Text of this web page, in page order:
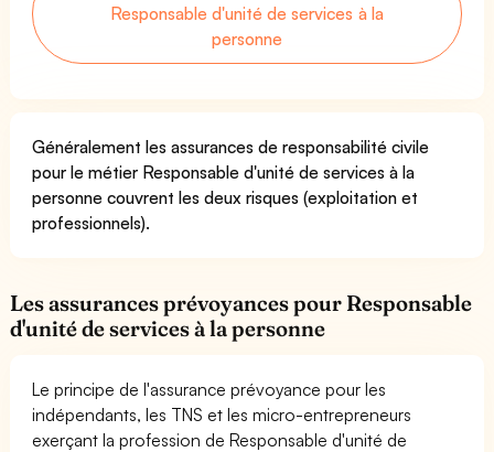
Responsable d'unité de services à la
personne
Généralement les assurances de responsabilité civile
pour le métier Responsable d'unité de services à la
personne couvrent les deux risques (exploitation et
professionnels).
Les assurances prévoyances pour Responsable
d'unité de services à la personne
Le principe de l'assurance prévoyance pour les
indépendants, les TNS et les micro-entrepreneurs
exerçant la profession de Responsable d'unité de